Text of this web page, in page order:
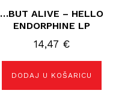
…BUT ALIVE – HELLO
ENDORPHINE LP
14,47 €
DODAJ U KOŠARICU